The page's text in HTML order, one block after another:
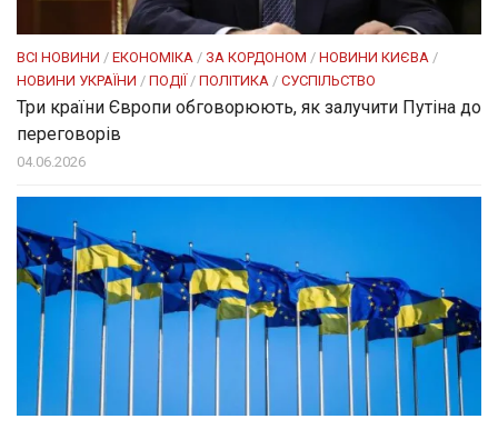
ВСІ НОВИНИ / ЕКОНОМІКА / ЗА КОРДОНОМ / НОВИНИ КИЄВА /
НОВИНИ УКРАЇНИ / ПОДІЇ / ПОЛІТИКА / СУСПІЛЬСТВО
Три країни Європи обговорюють, як залучити Путіна до
переговорів
04.06.2026